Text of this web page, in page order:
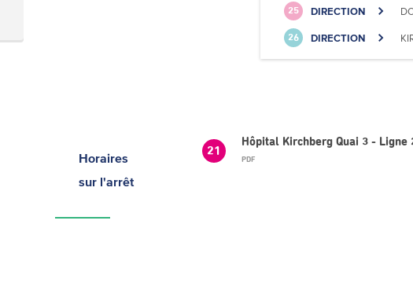
25 DIRECTION
26 DIRECTION
Horaires
sur l'arrêt
21
Hôpital Kirchberg Quai 3 - Ligne
PDF